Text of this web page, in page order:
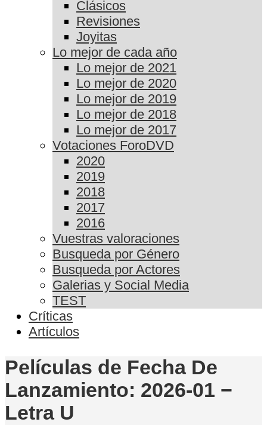
Clásicos
Revisiones
Joyitas
Lo mejor de cada año
Lo mejor de 2021
Lo mejor de 2020
Lo mejor de 2019
Lo mejor de 2018
Lo mejor de 2017
Votaciones ForoDVD
2020
2019
2018
2017
2016
Vuestras valoraciones
Busqueda por Género
Busqueda por Actores
Galerias y Social Media
TEST
Críticas
Artículos
Películas de Fecha De
Lanzamiento: 2026-01 −
Letra U